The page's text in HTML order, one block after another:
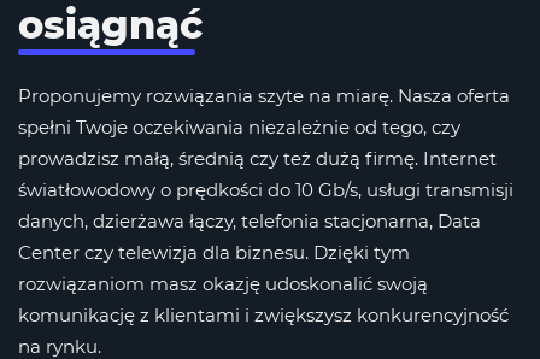
osiągnąć
Proponujemy rozwiązania szyte na miarę. Nasza oferta
spełni Twoje oczekiwania niezależnie od tego, czy
prowadzisz małą, średnią czy też dużą firmę. Internet
światłowodowy o prędkości do 10 Gb/s, usługi transmisji
danych, dzierżawa łączy, telefonia stacjonarna, Data
Center czy telewizja dla biznesu. Dzięki tym
rozwiązaniom masz okazję udoskonalić swoją
komunikację z klientami i zwiększysz konkurencyjność
na rynku.